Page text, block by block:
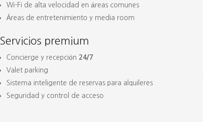
Wi-Fi de alta velocidad en áreas comunes
Áreas de entretenimiento y media room
Servicios premium
Concierge y recepción 24/7
Valet parking
Sistema inteligente de reservas para alquileres
Seguridad y control de acceso